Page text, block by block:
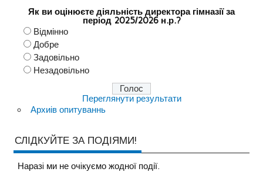
Як ви оцінюєте діяльність директора гімназії за
період 2025/2026 н.р.?
Відмінно
Добре
Задовільно
Незадовільно
Переглянути результати
Архиів опитуваннь
СЛІДКУЙТЕ ЗА ПОДІЯМИ!
Наразi ми не очiкуємо жодної події.